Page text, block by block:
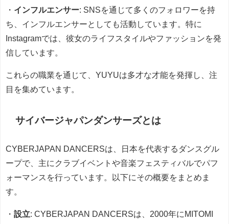
・ インフルエンサー: SNSを通じて多くのフォロワーを持
ち、インフルエンサーとしても活動しています。特に
Instagramでは、彼女のライフスタイルやファッションを発
信しています。
これらの職業を通じて、YUYUは多才な才能を発揮し、注
目を集めています。
サイバージャパンダンサーズとは
CYBERJAPAN DANCERSは、日本を代表するダンスグル
ープで、主にクラブイベントや音楽フェスティバルでパフ
ォーマンスを行っています。以下にその概要をまとめま
す。
・ 設立: CYBERJAPAN DANCERSは、2000年にMITOMI